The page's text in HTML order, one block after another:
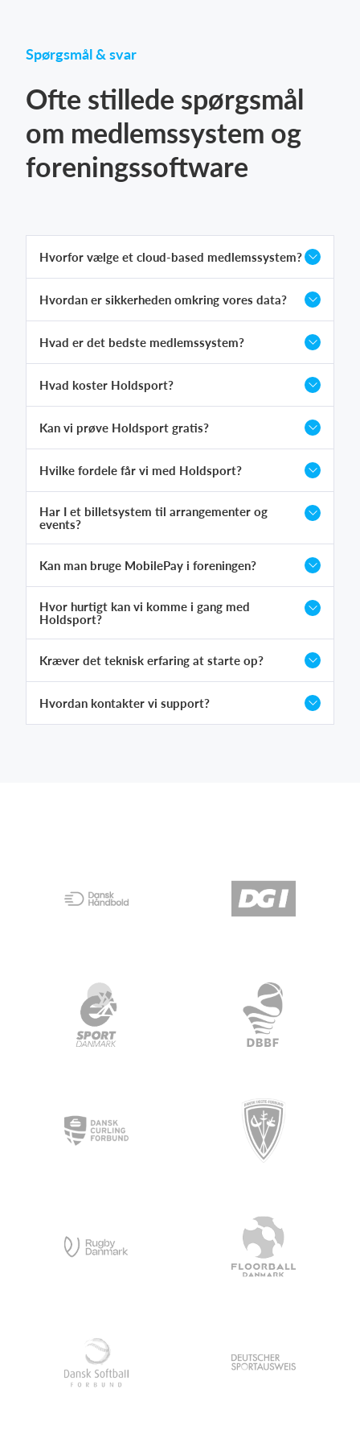
Spørgsmål & svar
Ofte stillede spørgsmål
om medlemssystem og
foreningssoftware
Hvorfor vælge et cloud-based medlemssystem?
Hvordan er sikkerheden omkring vores data?
Hvad er det bedste medlemssystem?
Hvad koster Holdsport?
Kan vi prøve Holdsport gratis?
Hvilke fordele får vi med Holdsport?
Har I et billetsystem til arrangementer og
events?
Kan man bruge MobilePay i foreningen?
Hvor hurtigt kan vi komme i gang med
Holdsport?
Kræver det teknisk erfaring at starte op?
Hvordan kontakter vi support?